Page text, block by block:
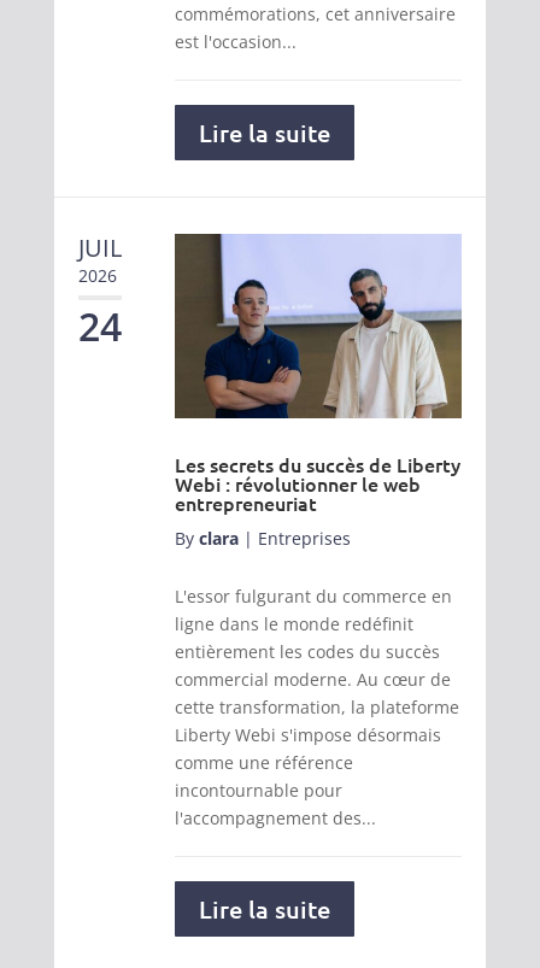
commémorations, cet anniversaire
est l'occasion...
Lire la suite
JUIL
2026
24
Les secrets du succès de Liberty
Webi : révolutionner le web
entrepreneuriat
By clara| Entreprises
L'essor fulgurant du commerce en
ligne dans le monde redéfinit
entièrement les codes du succès
commercial moderne. Au cœur de
cette transformation, la plateforme
Liberty Webi s'impose désormais
comme une référence
incontournable pour
l'accompagnement des...
Lire la suite